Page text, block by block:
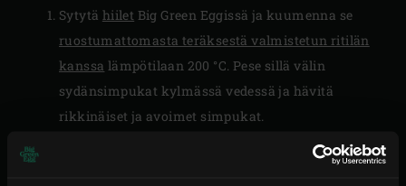
Sytytä hiilet Big Green Eggissä ja kuumenna se
ruostumattomasta teräksestä valmistetun ritilän
kanssa lämpötilaan 200 °C. Pese sillä välin
sydänsimpukat kylmässä vedessä ja hävitä
rikkinäiset ja avoimet simpukat.
Kuori ja hienonna salottisipulit ja valkosipulit.
Puhdista purjo, leikkaa se pituussuunnassa